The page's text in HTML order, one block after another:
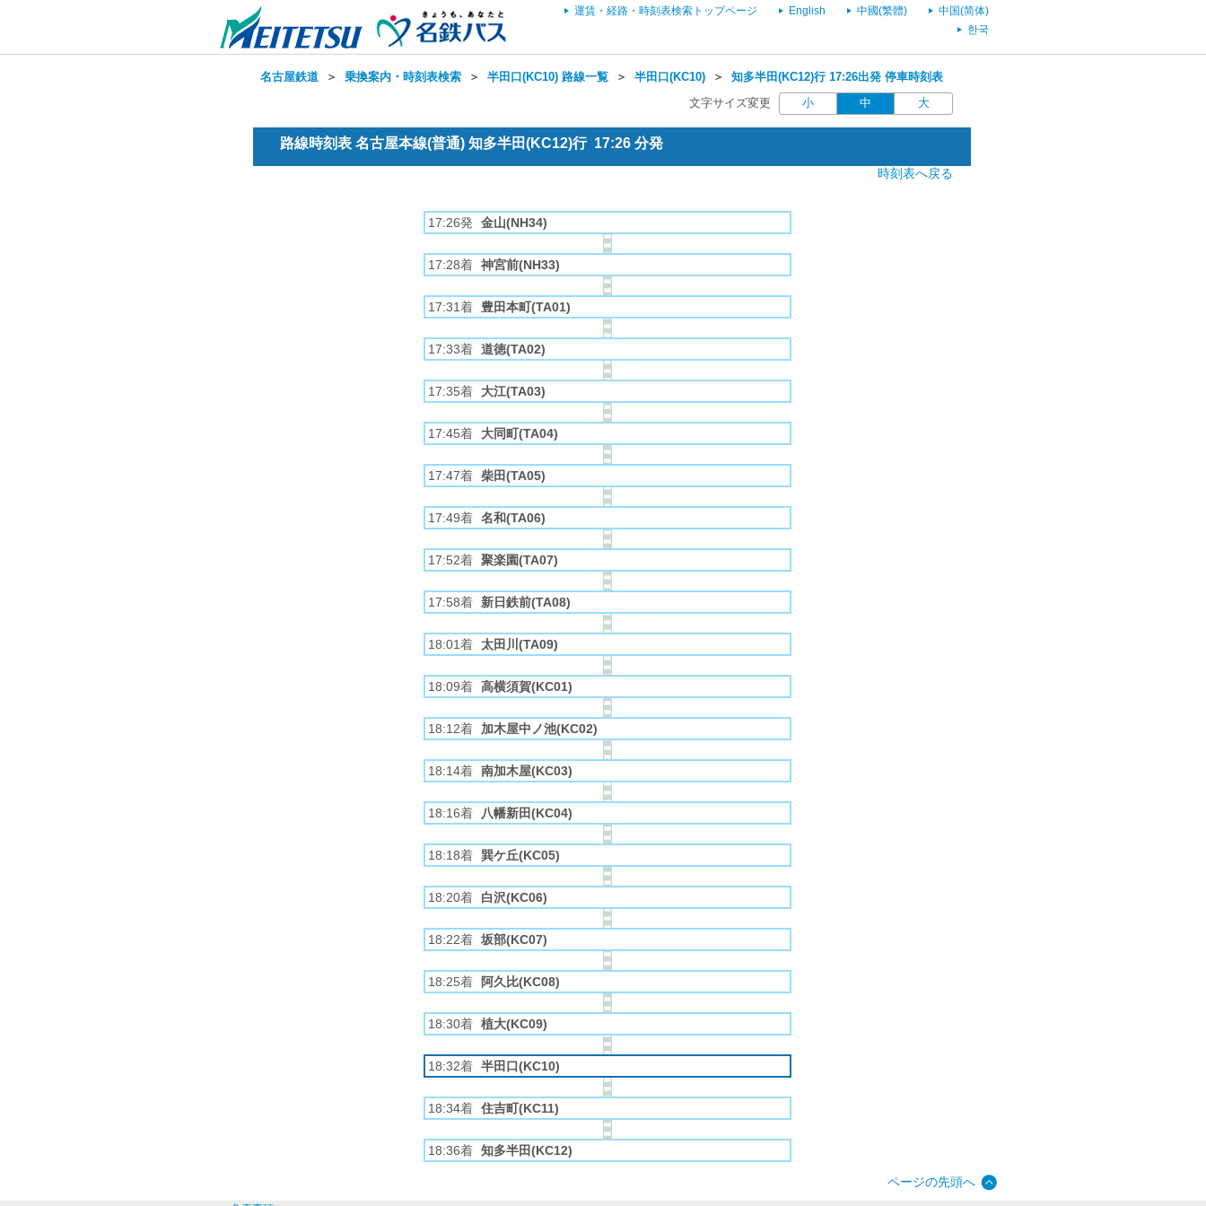
運賃・経路・時刻表検索トップページ English 中國(繁體)
中国(简体)
한국
名古屋鉄道 ＞ 乗換案内・時刻表検索 ＞ 半田口(KC10) 路線一覧 ＞ 半田口(KC10) ＞ 知多半田(KC12)行 17:26出発 停車時刻表
文字サイズ変更 小 中 大
路線時刻表 名古屋本線(普通) 知多半田(KC12)行 17:26 分発
時刻表へ戻る
17:26発 金山(NH34)
17:28着 神宮前(NH33)
17:31着 豊田本町(TA01)
17:33着 道徳(TA02)
17:35着 大江(TA03)
17:45着 大同町(TA04)
17:47着 柴田(TA05)
17:49着 名和(TA06)
17:52着 聚楽園(TA07)
17:58着 新日鉄前(TA08)
18:01着 太田川(TA09)
18:09着 高横須賀(KC01)
18:12着 加木屋中ノ池(KC02)
18:14着 南加木屋(KC03)
18:16着 八幡新田(KC04)
18:18着 巽ケ丘(KC05)
18:20着 白沢(KC06)
18:22着 坂部(KC07)
18:25着 阿久比(KC08)
18:30着 植大(KC09)
18:32着 半田口(KC10)
18:34着 住吉町(KC11)
18:36着 知多半田(KC12)
ページの先頭へ